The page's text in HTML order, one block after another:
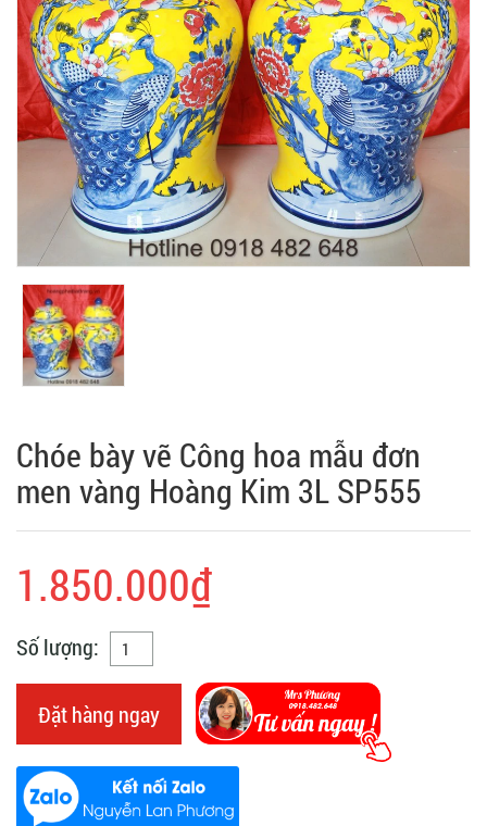
Chóe bày vẽ Công hoa mẫu đơn
men vàng Hoàng Kim 3L SP555
1.850.000₫
Số lượng:
Đặt hàng ngay